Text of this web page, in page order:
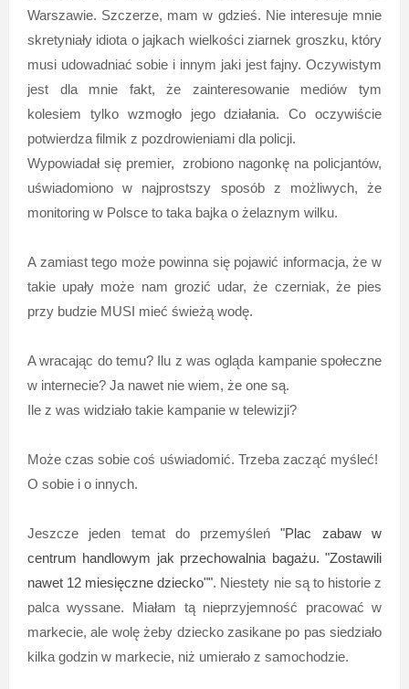
Warszawie. Szczerze, mam w gdzieś. Nie interesuje mnie
skretyniały idiota o jajkach wielkości ziarnek groszku, który
musi udowadniać sobie i innym jaki jest fajny. Oczywistym
jest dla mnie fakt, że zainteresowanie mediów tym
kolesiem tylko wzmogło jego działania. Co oczywiście
potwierdza filmik z pozdrowieniami dla policji.
Wypowiadał się premier, zrobiono nagonkę na policjantów,
uświadomiono w najprostszy sposób z możliwych, że
monitoring w Polsce to taka bajka o żelaznym wilku.
A zamiast tego może powinna się pojawić informacja, że w
takie upały może nam grozić udar, że czerniak, że pies
przy budzie MUSI mieć świeżą wodę.
A wracając do temu? Ilu z was ogląda kampanie społeczne
w internecie? Ja nawet nie wiem, że one są.
Ile z was widziało takie kampanie w telewizji?
Może czas sobie coś uświadomić. Trzeba zacząć myśleć!
O sobie i o innych.
Jeszcze jeden temat do przemyśleń"Plac zabaw w
centrum handlowym jak przechowalnia bagażu. "Zostawili
nawet 12 miesięczne dziecko"". Niestety nie są to historie z
palca wyssane. Miałam tą nieprzyjemność pracować w
markecie, ale wolę żeby dziecko zasikane po pas siedziało
kilka godzin w markecie, niż umierało z samochodzie.